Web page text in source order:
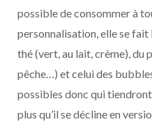
possible de consommer à
personnalisation, elle se fait
thé (vert, au lait, crème), du
pêche…) et celui des
possibles donc qui
plus qu’il se décline en